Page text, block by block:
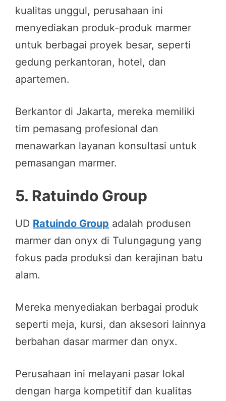
kualitas unggul, perusahaan ini
menyediakan produk-produk marmer
untuk berbagai proyek besar, seperti
gedung perkantoran, hotel, dan
apartemen.
Berkantor di Jakarta, mereka memiliki
tim pemasang profesional dan
menawarkan layanan konsultasi untuk
pemasangan marmer.
5. Ratuindo Group
UD Ratuindo Group adalah produsen
marmer dan onyx di Tulungagung yang
fokus pada produksi dan kerajinan batu
alam.
Mereka menyediakan berbagai produk
seperti meja, kursi, dan aksesori lainnya
berbahan dasar marmer dan onyx.
Perusahaan ini melayani pasar lokal
dengan harga kompetitif dan kualitas